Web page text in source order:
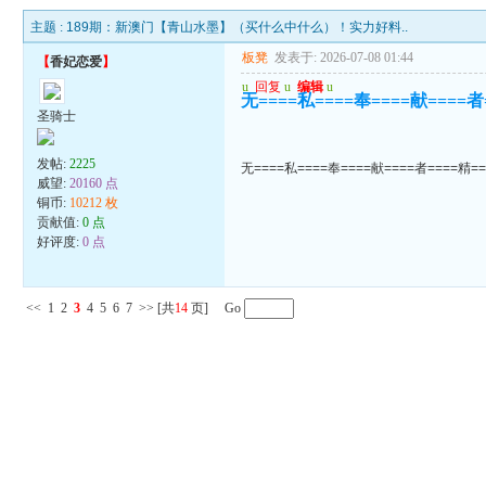
主题 : 189期：新澳门【青山水墨】（买什么中什么）！实力好料..
【香妃恋爱】
圣骑士
发帖:2225
威望:20160 点
铜币: 10212 枚
贡献值:0 点
好评度:0 点
板凳 发表于: 2026-07-08 01:44
u 回复 u 编辑 u
无====私====奉====献====
无====私====奉====献====者====精
<< 1 2 3 4 5 6 7 >> [共14 页] Go